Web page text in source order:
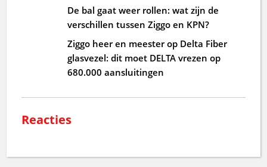
De bal gaat weer rollen: wat zijn de
verschillen tussen Ziggo en KPN?
Ziggo heer en meester op Delta Fiber
glasvezel: dit moet DELTA vrezen op
680.000 aansluitingen
Reacties